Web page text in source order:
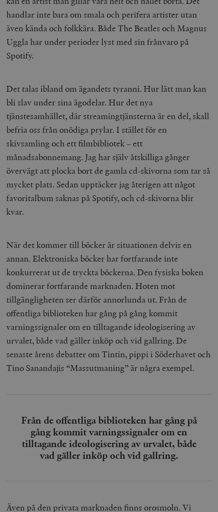
handlar inte bara om smala och perifera artister utan
även kända och folkkära. Både The Beatles och Magnus
Uggla har under perioder lyst med sin frånvaro på
Spotify.
Det talas ibland om ägandets tyranni. Hur lätt man kan
bli slav under sina ägodelar. Hur det nya
tjänstesamhället, där streamingtjänsterna är en del, skall
befria oss från onödiga prylar. I stället för en
skivsamling och ett filmbibliotek – ett
månadsabonnemang. Jag har själv åtskilliga gånger
övervägt att plocka bort de gamla cd-skivorna som tar så
mycket plats. Sedan upptäcker jag återigen att något
favoritalbum saknas på Spotify, och cd-skivorna blir
kvar.
När det kommer till böcker är situationen delvis en
annan. Elektroniska böcker har fortfarande inte
konkurrerat ut de tryckta böckerna. Den fysiska boken
dominerar fortfarande marknaden. Hoten mot
tillgängligheten ser därför annorlunda ut. Från de
offentliga biblioteken har gång på gång kommit
varningssignaler om en tilltagande ideologisering av
urvalet, både vad gäller inköp och vid gallring. De
senaste årens debatter om Tintin, pippi i Söderhavet och
Tino Sanandajis “Massutmaning” är några exempel.
Från de offentliga biblioteken har gång på
gång kommit varningssignaler om en
tilltagande ideologisering av urvalet, både
vad gäller inköp och vid gallring.
Även på den privata marknaden finns orosmoln. Vi